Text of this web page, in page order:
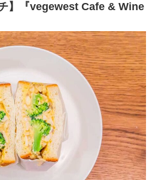
】『vegewest Cafe & Wine